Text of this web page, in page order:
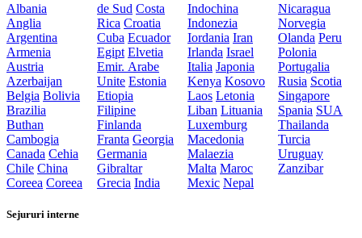
Albania
Anglia
Argentina
Armenia
Austria
Azerbaijan
Belgia Bolivia
Brazilia
Buthan
Cambogia
Canada Cehia
Chile China
Coreea Coreea
de Sud Costa
Rica Croatia
Cuba Ecuador
Egipt Elvetia
Emir. Arabe
Unite Estonia
Etiopia
Filipine
Finlanda
Franta Georgia
Germania
Gibraltar
Grecia India
Indochina
Indonezia
Iordania Iran
Irlanda Israel
Italia Japonia
Kenya Kosovo
Laos Letonia
Liban Lituania
Luxemburg
Macedonia
Malaezia
Malta Maroc
Mexic Nepal
Nicaragua
Norvegia
Olanda Peru
Polonia
Portugalia
Rusia Scotia
Singapore
Spania SUA
Thailanda
Turcia
Uruguay
Zanzibar
Sejururi interne